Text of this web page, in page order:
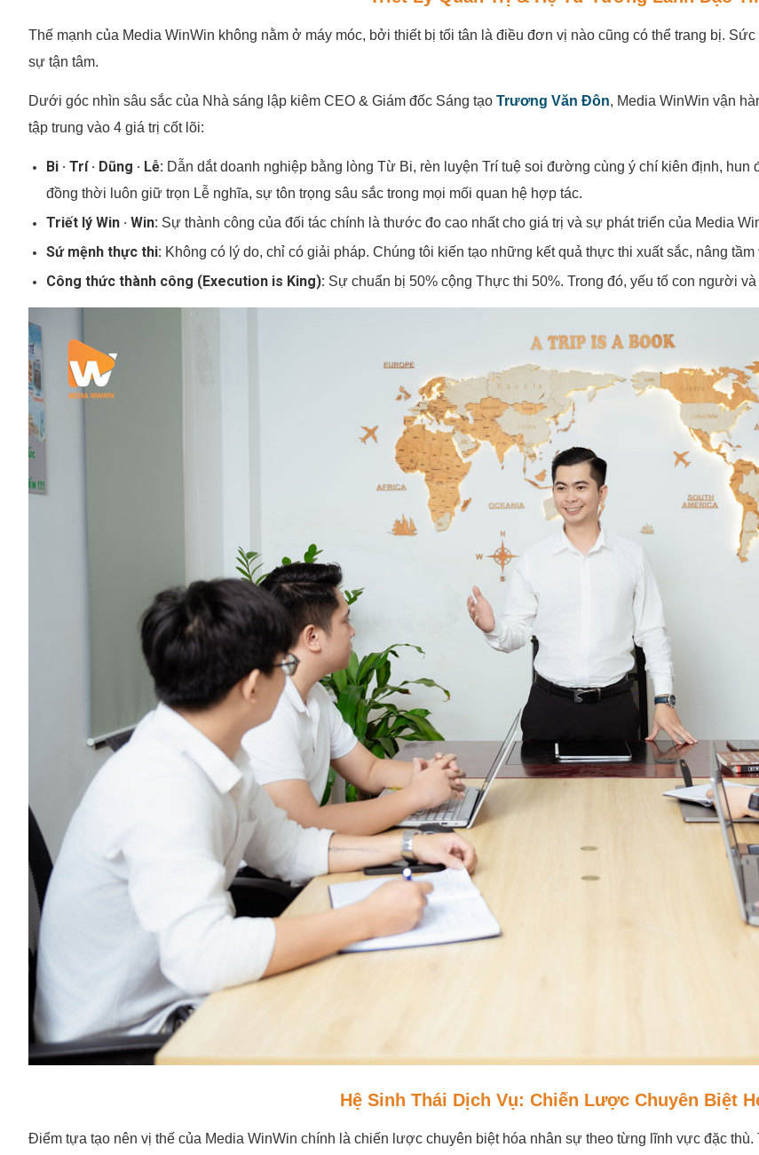
Thế mạnh của Media WinWin không nằm ở máy móc, bởi thiết bị tối tân là điều đơn vị nào cũng có thể trang bị.
sự tận tâm.
Dưới góc nhìn sâu sắc của Nhà sáng lập kiêm CEO & Giám đốc Sáng tạo Trương Văn Đôn, Media WinWin vận
tập trung vào 4 giá trị cốt lõi:
Bi · Trí · Dũng · Lễ: Dẫn dắt doanh nghiệp bằng lòng Từ Bi, rèn luyện Trí tuệ soi đường cùng ý chí kiên định,
đồng thời luôn giữ trọn Lễ nghĩa, sự tôn trọng sâu sắc trong mọi mối quan hệ hợp tác.
Triết lý Win · Win: Sự thành công của đối tác chính là thước đo cao nhất cho giá trị và sự phát triển của Media
Sứ mệnh thực thi: Không có lý do, chỉ có giải pháp. Chúng tôi kiến tạo những kết quả thực thi xuất sắc, nâng
Công thức thành công (Execution is King): Sự chuẩn bị 50% cộng Thực thi 50%. Trong đó, yếu tố con người
Hệ Sinh Thái Dịch Vụ: Chiến Lược Chuyên Biệt
Điểm tựa tạo nên vị thế của Media WinWin chính là chiến lược chuyên biệt hóa nhân sự theo từng lĩnh vực đặc